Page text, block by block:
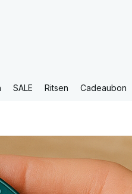
SALE Ritsen Cadeaubon